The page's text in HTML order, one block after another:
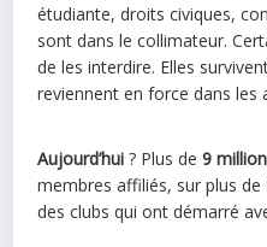
étudiante, droits civiques,
sont dans le collimateur.
de les interdire. Elles
reviennent en force dans les
Aujourd’hui ? Plus de9
membres affiliés, sur plus
des clubs qui ont démarré